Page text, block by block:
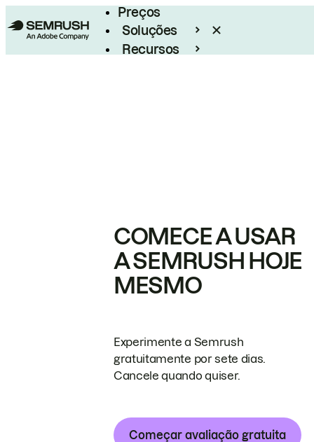
Preços
Soluções
Recursos
COMECE A USAR
A SEMRUSH HOJE
MESMO
Experimente a Semrush
gratuitamente por sete dias.
Cancele quando quiser.
Começar avaliação gratuita